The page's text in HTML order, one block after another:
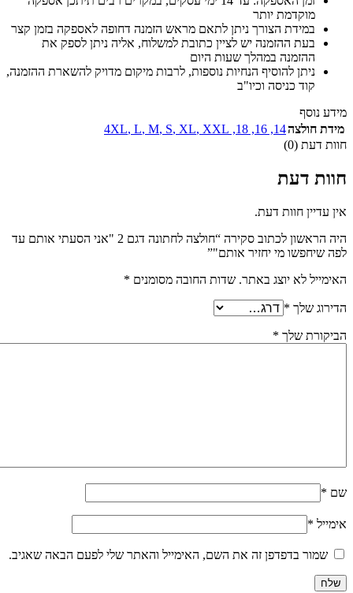
מוקדמת יותר
במידת הצורך ניתן לתאם מראש הזמנה דחופה לאספקה בזמן קצר
בעת ההזמנה יש לציין כתובת למשלוח, אליה ניתן לספק את
ההזמנה במהלך שעות היום
ניתן להוסיף הנחיות נוספות, לרבות מיקום מדויק להשארת ההזמנה,
קוד כניסה וכיו"ב
מידע נוסף
מידת חולצה14
,
16
,
18
,
4XL, L, M, S, XL, XXL
חוות דעת (0)
חוות דעת
אין עדיין חוות דעת.
היה הראשון לכתוב סקירה “חולצה לחתונה דגם 2 "אני הסעתי אותם עד
לפה שיחפשו מי יחזיר אותם"”
האימייל לא יוצג באתר. שדות החובה מסומנים *
הדירוג שלך *
הביקורת שלך *
שם *
אימייל *
שמור בדפדפן זה את השם, האימייל והאתר שלי לפעם הבאה שאגיב.